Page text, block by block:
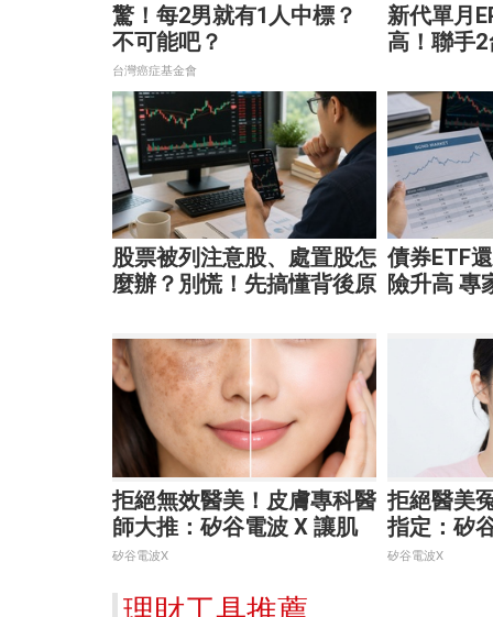
驚！每2男就有1人中標？
不可能吧？
台灣癌症基金會
新代單月
高！聯手
股票被列注意股、處置股怎
麼辦？別慌！先搞懂背後原
債券ETF
險升高 專
拒絕無效醫美！皮膚專科醫
師大推：矽谷電波 X 讓肌
膚由內而外更強韌
矽谷電波X
拒絕醫美
指定：矽
外養出逆
矽谷電波X